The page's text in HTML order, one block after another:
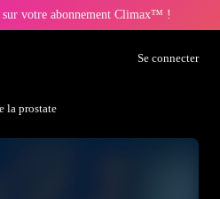
sur votre abonnement Climax™ !
Se connecter
la prostate